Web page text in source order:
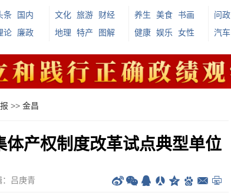
条
国内
论 廉政
文化 旅游
财经
地理
特产 图解
养生 美食 书画
健康 娱乐 女性
问政
汽车
>> 金昌
产权制度改革试点典型单位
：吕庚青